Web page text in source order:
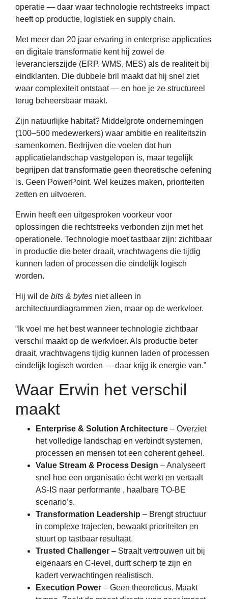
operatie — daar waar technologie rechtstreeks impact
heeft op productie, logistiek en supply chain.
Met meer dan 20 jaar ervaring in enterprise applicaties
en digitale transformatie kent hij zowel de
leverancierszijde (ERP, WMS, MES) als de realiteit bij
eindklanten. Die dubbele bril maakt dat hij snel ziet
waar complexiteit ontstaat — en hoe je ze structureel
terug beheersbaar maakt.
Zijn natuurlijke habitat? Middelgrote ondernemingen
(100–500 medewerkers) waar ambitie en realiteitszin
samenkomen. Bedrijven die voelen dat hun
applicatielandschap vastgelopen is, maar tegelijk
begrijpen dat transformatie geen theoretische oefening
is. Geen PowerPoint. Wel keuzes maken, prioriteiten
zetten en uitvoeren.
Erwin heeft een uitgesproken voorkeur voor
oplossingen die rechtstreeks verbonden zijn met het
operationele. Technologie moet tastbaar zijn: zichtbaar
in productie die beter draait, vrachtwagens die tijdig
kunnen laden of processen die eindelijk logisch
worden.
Hij wil de bits & bytes niet alleen in
architectuurdiagrammen zien, maar op de werkvloer.
“Ik voel me het best wanneer technologie zichtbaar
verschil maakt op de werkvloer. Als productie beter
draait, vrachtwagens tijdig kunnen laden of processen
eindelijk logisch worden — daar krijg ik energie van.”
Waar Erwin het verschil
maakt
Enterprise & Solution Architecture – Overziet
het volledige landschap en verbindt systemen,
processen en mensen tot een coherent geheel.
Value Stream & Process Design – Analyseert
snel hoe een organisatie écht werkt en vertaalt
AS-IS naar performante , haalbare TO-BE
scenario’s.
Transformation Leadership – Brengt structuur
in complexe trajecten, bewaakt prioriteiten en
stuurt op tastbaar resultaat.
Trusted Challenger – Straalt vertrouwen uit bij
eigenaars en C-level, durft scherp te zijn en
kadert verwachtingen realistisch.
Execution Power – Geen theoreticus. Maakt